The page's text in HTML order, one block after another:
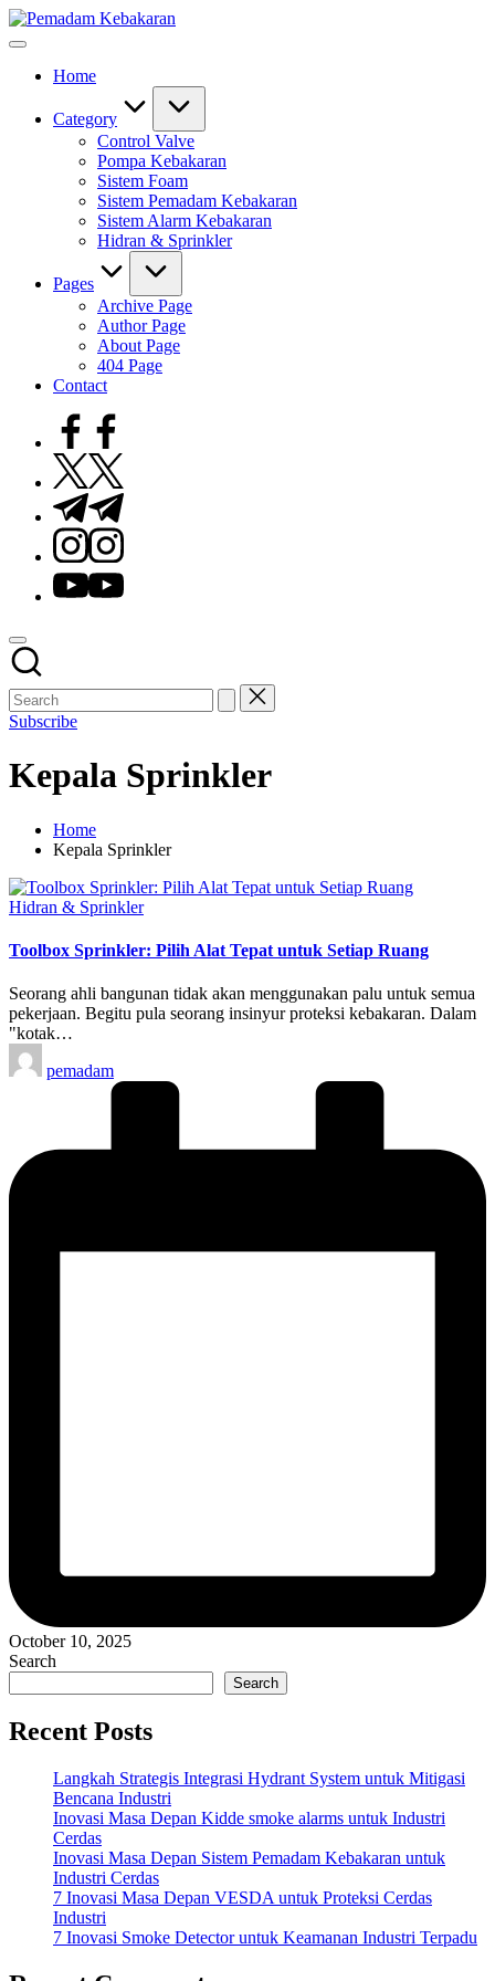
Skip
to
Sinergi
Kebakaran
Home
Category
Control Valve
Pompa Kebakaran
Sistem Foam
Sistem Pemadam Kebakaran
Sistem Alarm Kebakaran
Hidran & Sprinkler
Pages
Archive Page
Author Page
About Page
404 Page
Contact
Facebook
Twitter
Telegram
Instagram
Youtube
Subscribe
Kepala Sprinkler
Home
Kepala Sprinkler
Posted
Hidran & Sprinkler
Toolbox Sprinkler: Pilih Alat Tepat untuk Setiap Ruang
Seorang ahli bangunan tidak akan menggunakan palu untuk semua
pekerjaan. Begitu pula seorang insinyur proteksi kebakaran. Dalam
"kotak…
Posted
by
pemadam
October 10, 2025
Search
Search
Recent Posts
Langkah Strategis Integrasi Hydrant System untuk Mitigasi
Bencana Industri
Inovasi Masa Depan Kidde smoke alarms untuk Industri
Cerdas
Inovasi Masa Depan Sistem Pemadam Kebakaran untuk
Industri Cerdas
7 Inovasi Masa Depan VESDA untuk Proteksi Cerdas
Industri
7 Inovasi Smoke Detector untuk Keamanan Industri Terpadu